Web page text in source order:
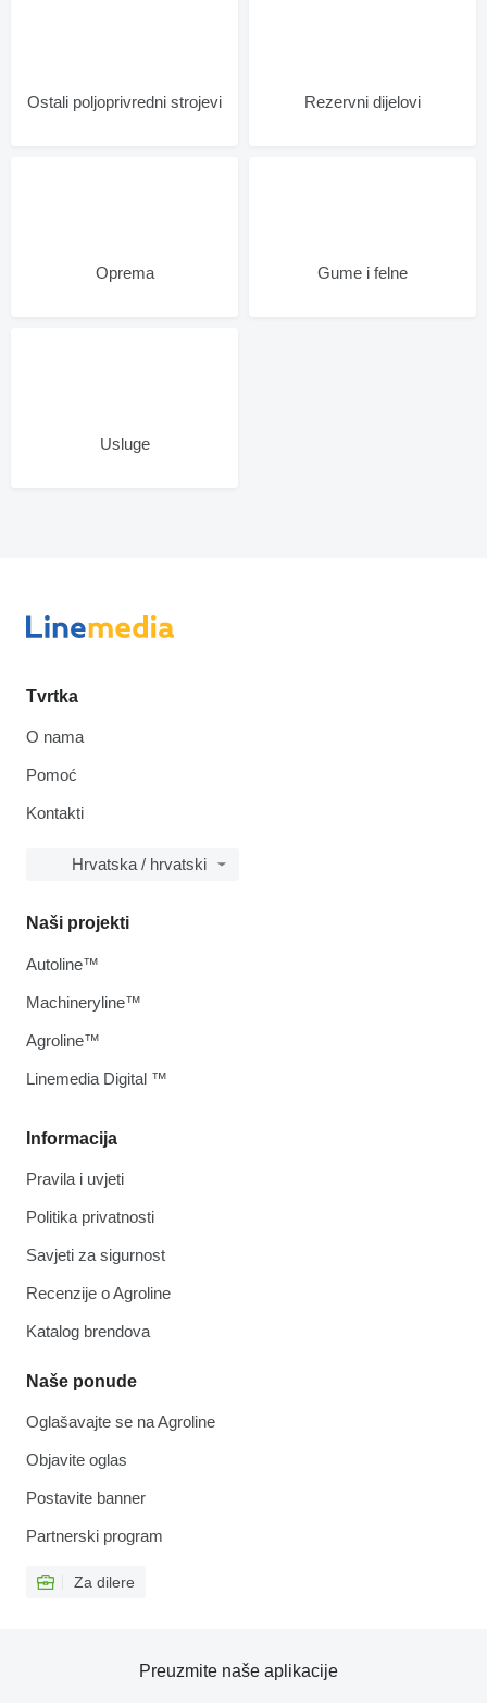
Ostali poljoprivredni strojevi Rezervni dijelovi
Oprema Gume i felne
Usluge
Tvrtka
O nama
Pomoć
Kontakti
Hrvatska / hrvatski
Informacija
Pravila i uvjeti
Politika privatnosti
Savjeti za sigurnost
Recenzije o Agroline
Katalog brendova
Naše ponude
Oglašavajte se na Agroline
Objavite oglas
Postavite banner
Partnerski program
Za dilere
Naši projekti
Autoline™
Machineryline™
Agroline™
Linemedia Digital ™
Preuzmite naše aplikacije